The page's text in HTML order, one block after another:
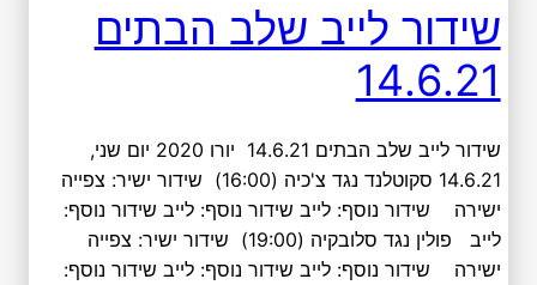
שידור לייב שלב הבתים
14.6.21
שידור לייב שלב הבתים 14.6.21 יורו 2020 יום שני,
14.6.21 סקוטלנד נגד צ'כיה (16:00) שידור ישיר: צפייה
ישירה שידור נוסף: לייב שידור נוסף: לייב שידור נוסף:
לייב פולין נגד סלובקיה (19:00) שידור ישיר: צפייה
ישירה שידור נוסף: לייב שידור נוסף: לייב שידור נוסף: